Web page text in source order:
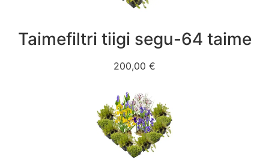
Taimefiltri tiigi segu-64 taime
200,00 €